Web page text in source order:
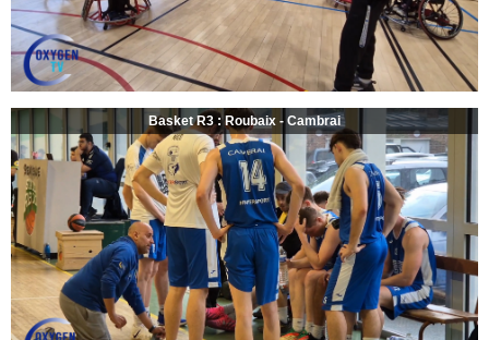
Basket R3 : Roubaix - Cambrai